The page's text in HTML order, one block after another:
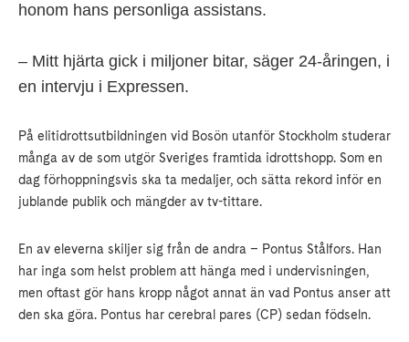
honom hans personliga assistans.
– Mitt hjärta gick i miljoner bitar, säger 24-åringen, i
en intervju i Expressen.
På elitidrottsutbildningen vid Bosön utanför Stockholm studerar
många av de som utgör Sveriges framtida idrottshopp. Som en
dag förhoppningsvis ska ta medaljer, och sätta rekord inför en
jublande publik och mängder av tv-tittare.
En av eleverna skiljer sig från de andra – Pontus Stålfors. Han
har inga som helst problem att hänga med i undervisningen,
men oftast gör hans kropp något annat än vad Pontus anser att
den ska göra. Pontus har cerebral pares (CP) sedan födseln.